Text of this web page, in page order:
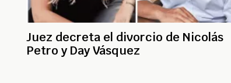
Juez decreta el divorcio de Nicolás
Petro y Day Vásquez